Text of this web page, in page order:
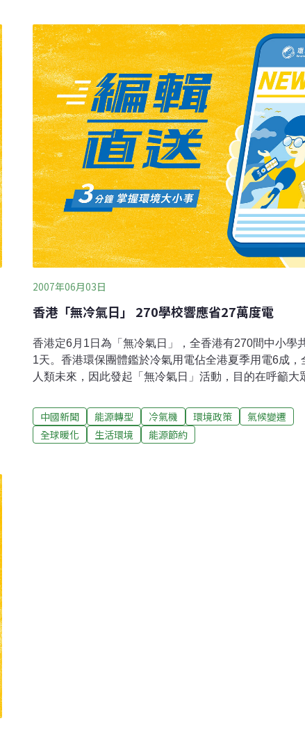
的水冷空調系統8℃出水的特殊條件，美格歷經五年的
有相變特性的獨家無機共晶鹽材料，在8℃即可結冰，
性，蓄能或釋放能量，因此能在8℃的冷氣回水中結冰
系統製冰時70%的總冷氣用電量，達到省電效果。且若
2007年06月03日
香港「無冷氣日」 270學校響應省27萬度電
香港定6月1日為「無冷氣日」，全香港有270間中小學
1天。香港環保團體鑑於冷氣用電佔全港夏季用電6成，
人類未來，因此發起「無冷氣日」活動，目的在呼籲大
省約27萬度的用電。
中國新聞 能源轉型 冷氣機 環境政策
氣候變遷
全球暖化
生活環境 能源節約